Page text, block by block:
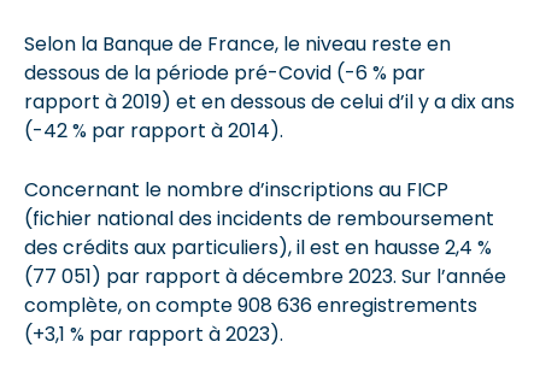
Selon la Banque de France, le niveau reste en
dessous de la période pré-Covid (-6 % par
rapport à 2019) et en dessous de celui d’il y a dix ans
(-42 % par rapport à 2014).
Concernant le nombre d’inscriptions au FICP
(fichier national des incidents de remboursement
des crédits aux particuliers), il est en hausse 2,4 %
(77 051) par rapport à décembre 2023. Sur l’année
complète, on compte 908 636 enregistrements
(+3,1 % par rapport à 2023).